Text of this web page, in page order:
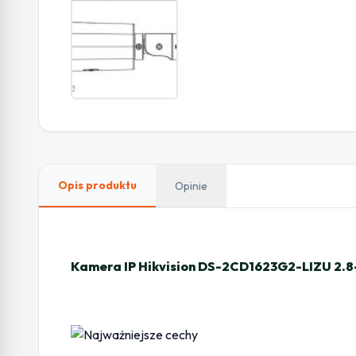
Opis produktu Opinie
Kamera IP Hikvision DS-2CD1623G2-LIZU